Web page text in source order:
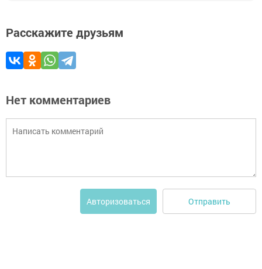
Расскажите друзьям
Нет комментариев
Авторизоваться Отправить